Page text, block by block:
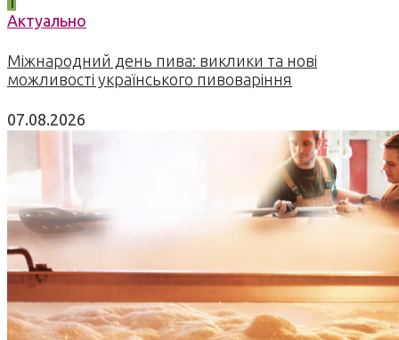
Актуально
Міжнародний день пива: виклики та нові
можливості українського пивоваріння
07.08.2026